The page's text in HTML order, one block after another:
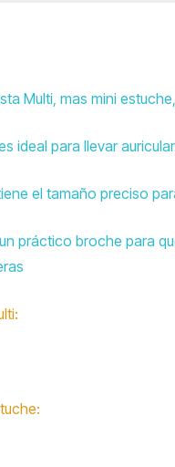
Multi, mas mini
ideal para llevar
el tamaño preciso
práctico broche para